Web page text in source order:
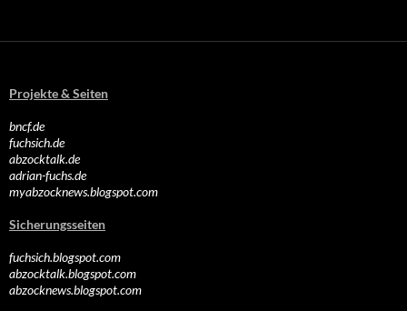
Projekte & Seiten
bncf.de
fuchsich.de
abzocktalk.de
adrian-fuchs.de
myabzocknews.blogspot.com
Sicherungsseiten
fuchsich.blogspot.com
abzocktalk.blogspot.com
abzocknews.blogspot.com